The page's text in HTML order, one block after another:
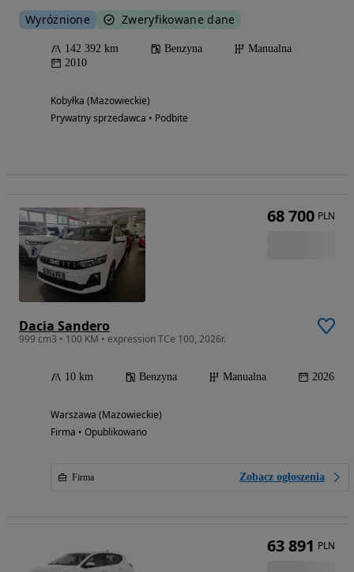
Wyróżnione Zweryfikowane dane
142 392 km Benzyna
Manualna
2010
Kobyłka (Mazowieckie)
Prywatny sprzedawca • Podbite
Dacia Sandero
999 cm3 • 100 KM • expression TCe 100, 2026r.
10 km Benzyna Manualna 2026
Warszawa (Mazowieckie)
Firma • Opublikowano
Firma Zobacz ogłoszenia
68 700 PLN
63 891 PLN